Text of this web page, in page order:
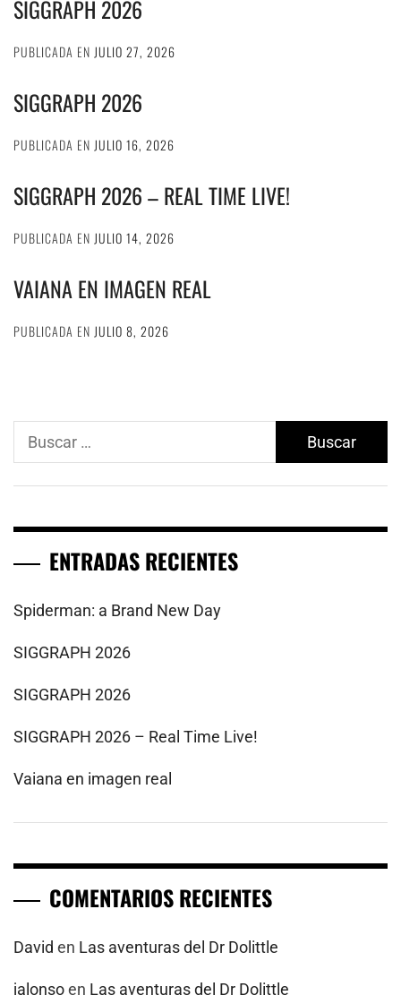
SIGGRAPH 2026
PUBLICADA EN JULIO 27, 2026
SIGGRAPH 2026
PUBLICADA EN JULIO 16, 2026
SIGGRAPH 2026 – REAL TIME LIVE!
PUBLICADA EN JULIO 14, 2026
VAIANA EN IMAGEN REAL
PUBLICADA EN JULIO 8, 2026
Buscar:
ENTRADAS RECIENTES
Spiderman: a Brand New Day
SIGGRAPH 2026
SIGGRAPH 2026
SIGGRAPH 2026 – Real Time Live!
Vaiana en imagen real
COMENTARIOS RECIENTES
David en Las aventuras del Dr Dolittle
jalonsoen Las aventuras del Dr Dolittle